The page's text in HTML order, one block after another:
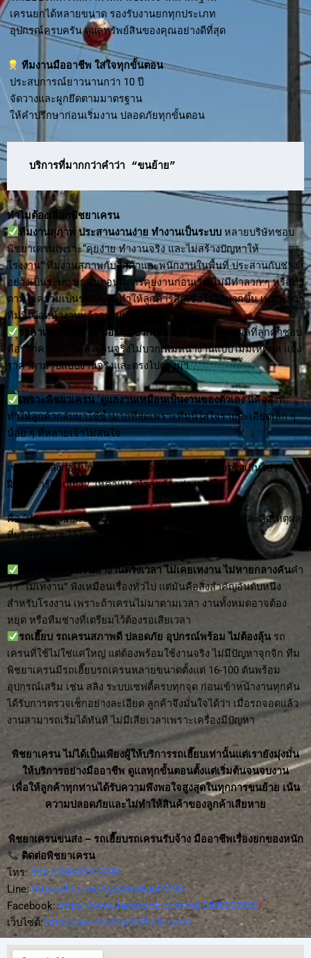
เครนยกได้หลายขนาด รองรับงานยกทุกประเภท
อุปกรณ์ครบครัน ดูแลทรัพย์สินของคุณอย่างดีที่สุด
ทีมงานมืออาชีพ ใส่ใจทุกขั้นตอน
ประสบการณ์ยาวนานกว่า 10 ปี
จัดวางและผูกยึดตามมาตรฐาน
ให้คำปรึกษาก่อนเริ่มงาน ปลอดภัยทุกขั้นตอน
บริการที่มากกว่าคำว่า “ขนย้าย”
ทำไมต้องเลือกพิชยาเครน
ทีมงานสุภาพ ประสานงานง่าย ทำงานเป็นระบบ หลายบริษัทชอบ
พิชยาเครนเพราะ“คุยง่าย ทำงานจริง และไม่สร้างปัญหาให้
โรงงาน” ทีมงานสุภาพกับลูกค้าและพนักงานในพื้นที่ ประสานกับช่าง
อย่างเป็นระบบ ทุกขั้นตอนมีการคุยงานก่อนเริ่ม ไม่มีทำลวก ๆ หรือทำ
ตามใจความเป็นระเบียบนี้ทำให้ลูกค้ารู้สึกเชื่อใจได้มากขึ้น เพราะรู้ว่า
ทีมนี้เข้าหน้างานแล้วจะไม่ทำให้งานวุ่นวาย
ราคาเหมาะสม ไม่เว่อร์ ไม่บวกเพิ่มภายหลัง
อีกเหตุผลที่ลูกค้าชอบ
คือ “ราคาแฟร์”ไม่คิดเกินจริงไม่บวกเพิ่มหน้างานแบบไม่มีเหตุผล แจ้ง
ราคาตามรูปแบบงานจริงและตรงไปตรงมา
เพราะพิชยาเครน ‘ดูแลงานเหมือนเป็นงานของตัวเอง’นี่คือสิ่งที่
ทำให้ลูกค้ากลับมาใช้ซ้ำมากที่สุดเพราะทีมนี้ใส่ใจรายละเอียดเล็ก ๆ
น้อย ๆ ที่หลายเจ้าไม่สนใจ
เช่น เช็กสลิงก่อนยกทุกครั้ง / คุมองศาการยก / ไม่ยกไวเกินไป / ไม่
ฝืนยกถ้ารู้สึกเสี่ยง / ให้คำแนะนำลูกค้าอย่างจริงใจ
คือ “ทำงานแบบมีใจ” ไม่ใช่แค่รับงานแล้วไปให้จบ ๆนี่แหละคือเหตุผล
ที่บริษัทต่าง ๆ ไว้ใจเสมอมา
เพราะพิชยาเครนทำงานตรงเวลา ไม่เคยเทงาน ไม่หายกลางคันคำ
ว่า “ไม่เทงาน” ฟังเหมือนเรื่องทั่วไป แต่มันคือสิ่งสำคัญอันดับหนึ่ง
สำหรับโรงงาน เพราะถ้าเครนไม่มาตามเวลา งานทั้งหมดอาจต้อง
หยุด หรือทีมช่างที่เตรียมไว้ต้องรอเสียเวลา
รถเฮี๊ยบ รถเครนสภาพดี ปลอดภัย อุปกรณ์พร้อม ไม่ต้องลุ้นรถ
เครนที่ใช้ไม่ใช่แค่ใหญ่ แต่ต้องพร้อมใช้งานจริง ไม่มีปัญหาจุกจิก ทีม
พิชยาเครนมีรถเฮี๊ยบรถเครนหลายขนาดตั้งแต่ 16-100 ตันพร้อม
อุปกรณ์เสริม เช่น สลิง ระบบเซฟตี้ครบทุกจุด ก่อนเข้าหน้างานทุกคัน
ได้รับการตรวจเช็กอย่างละเอียด ลูกค้าจึงมั่นใจได้ว่า เมื่อรถจอดแล้ว
งานสามารถเริ่มได้ทันที ไม่มีเสียเวลาเพราะเครื่องมีปัญหา
พิชยาเครน ไม่ได้เป็นเพียงผู้ให้บริการรถเฮี๊ยบเท่านั้นแต่เรายังมุ่งมั่น
ให้บริการอย่างมืออาชีพ ดูแลทุกขั้นตอนตั้งแต่เริ่มต้นจนจบงาน
เพื่อให้ลูกค้าทุกท่านได้รับความพึงพอใจสูงสุดในทุกการขนย้าย เน้น
ความปลอดภัยและไม่ทำให้สินค้าของลูกค้าเสียหาย
พิชยาเครนขนส่ง – รถเฮี๊ยบรถเครนรับจ้าง มืออาชีพเรื่องยกของหนัก
ติดต่อพิชยาเครน
โทร: http://080-829-2990
Line: https://line.me/ti/p/8vnKuuPVNS
Facebook: https://www.facebook.com/tel.0808292990/
เว็บไซต์: https://xn--42cl0crvh7hn5i.com/